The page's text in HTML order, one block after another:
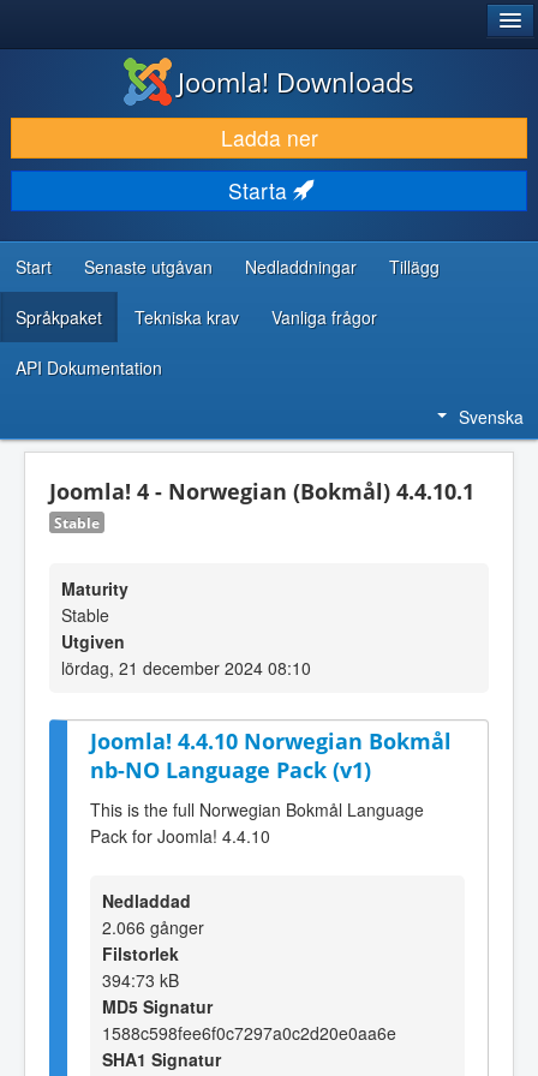
LADDA NER & UTÖKA
UPPTÄCK & LÄR
GEMENSKAP & SUPPORT
RESURSER FÖR UTVECKLARE
Joomla! Downloads
Ladda ner
Starta
Start Senaste utgåvan Nedladdningar Tillägg
Språkpaket Tekniska krav Vanliga frågor
API Dokumentation
Svenska
Joomla! 4 - Norwegian (Bokmål) 4.4.10.1
Stable
Maturity
Stable
Utgiven
lördag, 21 december 2024 08:10
Joomla! 4.4.10 Norwegian Bokmål
nb-NO Language Pack (v1)
This is the full Norwegian Bokmål Language
Pack for Joomla! 4.4.10
Nedladdad
2.066 gånger
Filstorlek
394:73 kB
MD5 Signatur
1588c598fee6f0c7297a0c2d20e0aa6e
SHA1 Signatur